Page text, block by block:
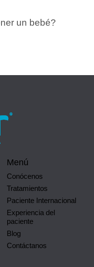
un bebé?
Menú
Conócenos
Tratamientos
Paciente Internacional
Experiencia del
paciente
Blog
Contáctanos